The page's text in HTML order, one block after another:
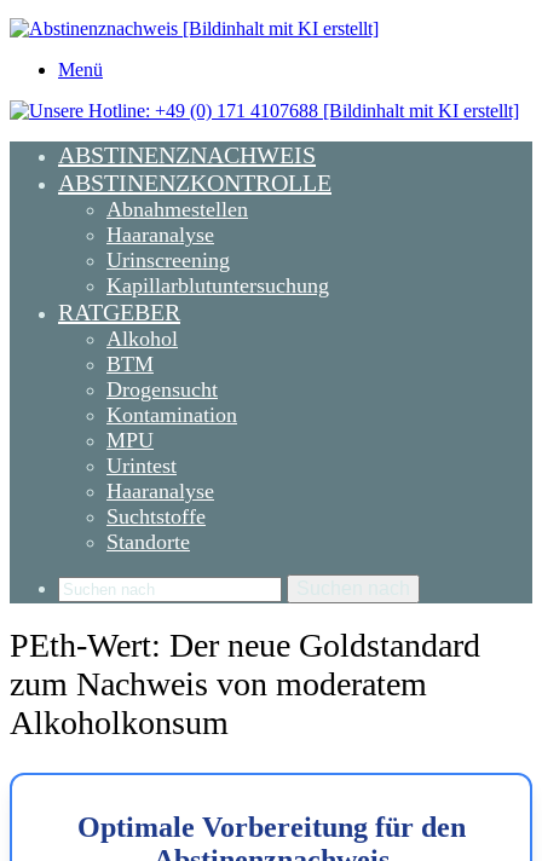
Menü
ABSTINENZNACHWEIS
ABSTINENZKONTROLLE
Abnahmestellen
Haaranalyse
Urinscreening
Kapillarblutuntersuchung
RATGEBER
Alkohol
BTM
Drogensucht
Kontamination
MPU
Urintest
Haaranalyse
Suchtstoffe
Standorte
PEth-Wert: Der neue Goldstandard
zum Nachweis von moderatem
Alkoholkonsum
Optimale Vorbereitung für den